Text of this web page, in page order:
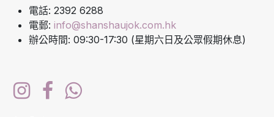
電話: 2392 6288
電郵: info@shanshaujok.com.hk
辦公時間: 09:30-17:30 (星期六日及公眾假期休息)